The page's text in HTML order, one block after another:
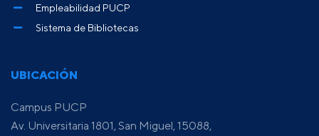
UBICACIÓN
Campus PUCP
Av. Universitaria 1801, San Miguel, 15088,
Empleabilidad PUCP
Sistema de Bibliotecas